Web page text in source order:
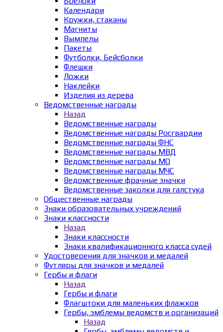
Календари
Кружки, стаканы
Магниты
Вымпелы
Пакеты
Футболки, Бейсболки
Флешки
Ложки
Наклейки
Изделия из дерева
Ведомственные награды
Назад
Ведомственные награды
Ведомственные награды Росгвардии
Ведомственные награды ФНС
Ведомственные награды МВД
Ведомственные награды МО
Ведомственные награды МЧС
Ведомственные фрачные значки
Ведомственные заколки для галстука
Общественные награды
Знаки образовательных учреждений
Знаки классности
Назад
Знаки классности
Знаки квалификационного класса судей
Удостоверения для значков и медалей
Футляры для значков и медалей
Гербы и флаги
Назад
Гербы и флаги
Флагштоки для маленьких флажков
Гербы, эмблемы ведомств и организаций
Назад